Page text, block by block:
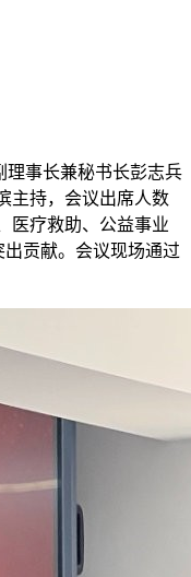
理事长兼秘书长彭志兵
主持，会议出席人数
医疗救助、公益事业
贡献。会议现场通过